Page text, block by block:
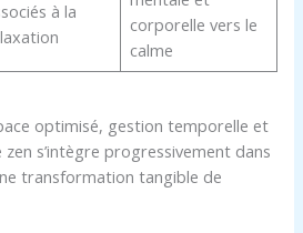
à la
corporelle vers le
calme
optimisé, gestion temporelle et
s’intègre progressivement dans
transformation tangible de